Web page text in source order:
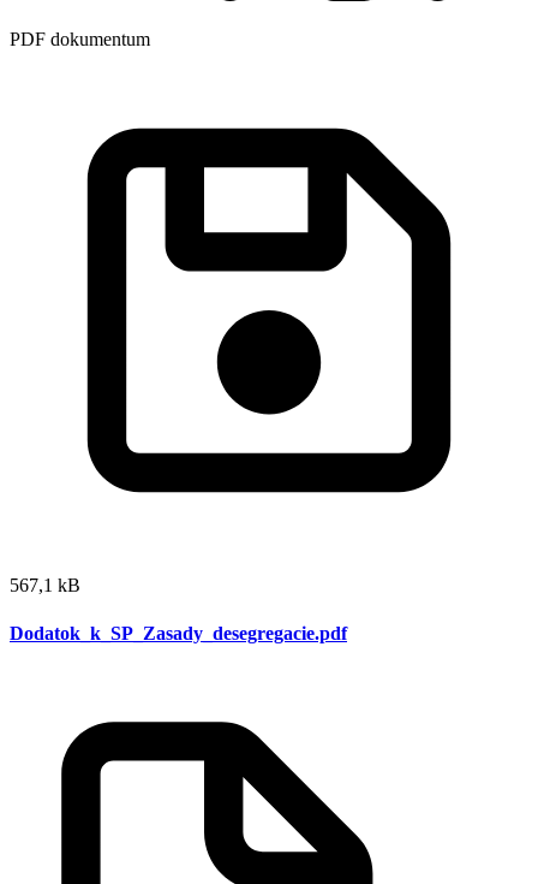
PDF dokumentum
567,1 kB
Dodatok_k_SP_Zasady_desegregacie.pdf